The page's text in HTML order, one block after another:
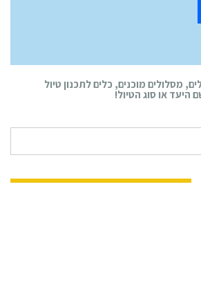
מסלולים מוכנים, כלים לתכנון טיול
היעד או סוג הטיול!